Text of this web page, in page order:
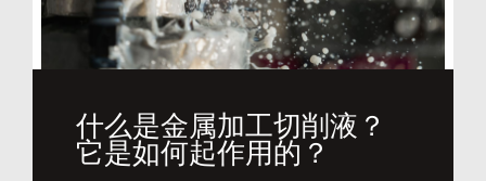
什么是金属加工切削液？
它是如何起作用的？